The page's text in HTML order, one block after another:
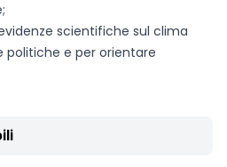
scientifiche sul clima
politiche e per orientare